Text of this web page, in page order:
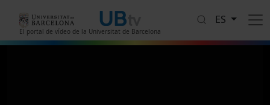
El portal de vídeo de la Universitat de Barcelona
ES